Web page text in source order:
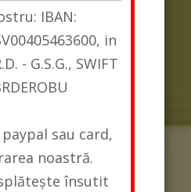
IBAN:
in
- G.S.G., SWIFT
sau card,
noastră.
însutit